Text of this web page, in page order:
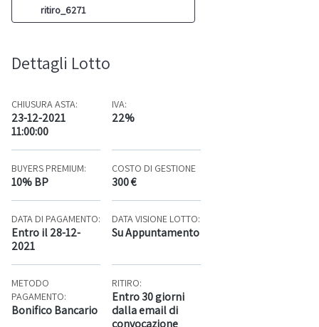
ritiro_6271
Dettagli Lotto
CHIUSURA ASTA:
23-12-2021
11:00:00
IVA:
22%
BUYERS PREMIUM:
10% BP
COSTO DI GESTIONE
300 €
DATA DI PAGAMENTO:
Entro il 28-12-
2021
DATA VISIONE LOTTO:
Su Appuntamento
METODO
PAGAMENTO:
Bonifico Bancario
RITIRO:
Entro 30 giorni
dalla email di
convocazione